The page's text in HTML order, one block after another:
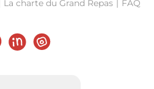
La charte du Grand Repas FAQ
LinkedInInstagram